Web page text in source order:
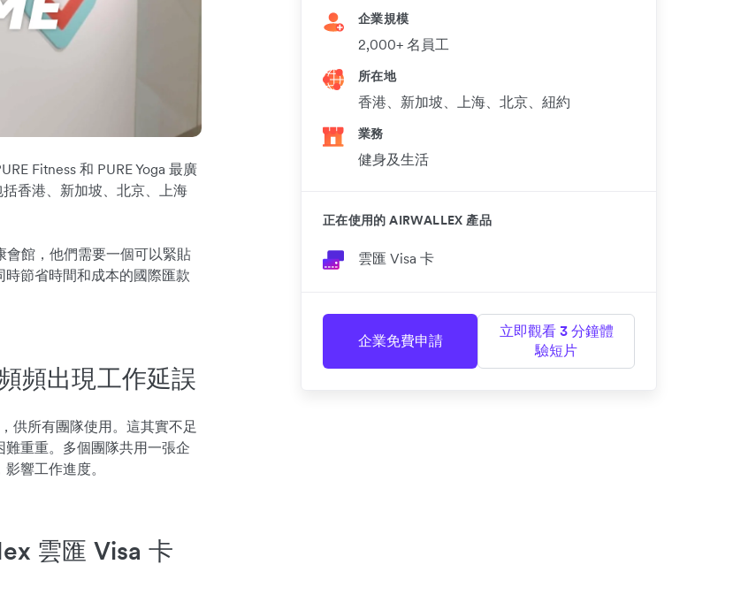
企業規模
2,000+ 名員工
所在地
香港、新加坡、上海、北京、紐約
業務
健身及生活
正在使用的 AIRWALLEX 產品
雲匯 Visa 卡
企業免費申請
立即觀看 3 分鐘體
驗短片
Fitness 和 PURE Yoga 最廣
香港、新加坡、北京、上海
會館，他們需要一個可以緊貼
節省時間和成本的國際匯款
頻出現工作延誤
供所有團隊使用。這其實不足
重重。多個團隊共用一張企
響工作進度。
雲匯 Visa 卡